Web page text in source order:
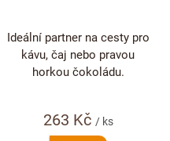
263 Kč / ks
Ideální partner na cesty pro
kávu, čaj nebo pravou
horkou čokoládu.